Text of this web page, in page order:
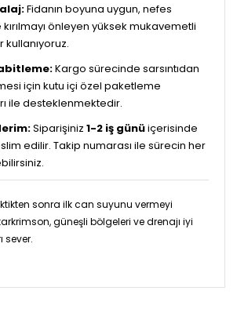
Fidanın boyuna uygun, nefes
önleyen yüksek mukavemetli
kullanıyoruz.
Kargo sürecinde sarsıntıdan
için kutu içi özel paketleme
ile desteklenmektedir.
Siparişiniz 1-2 iş günüiçerisinde
edilir. Takip numarası ile sürecin her
sonra ilk can suyunu vermeyi
güneşli bölgeleri ve drenajı iyi
sever.